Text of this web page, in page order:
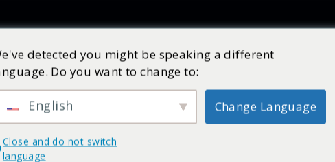
ProductenInspiratieCatalogusServiceShop
van Cleopatra! Daarnaast op diverse kamers een stoombad.
detected you might be speaking a different
Do you want to change to:
English Change Language
Close and do not switch
language